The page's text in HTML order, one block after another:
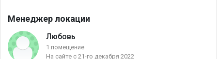
Менеджер локации
Любовь
1 помещение
На сайте с 21-го декабря 2022